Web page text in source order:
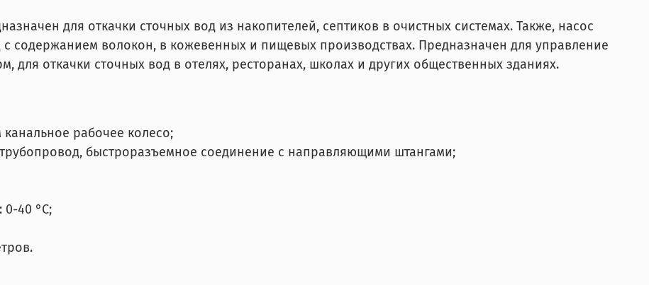
для откачки сточных вод из накопителей, септиков в очистных системах. Также, насос
содержанием волокон, в кожевенных и пищевых производствах. Предназначен для управление
для откачки сточных вод в отелях, ресторанах, школах и других общественных зданиях.
рабочее колесо;
быстроразъемное соединение с направляющими штангами;
0-40 °С;